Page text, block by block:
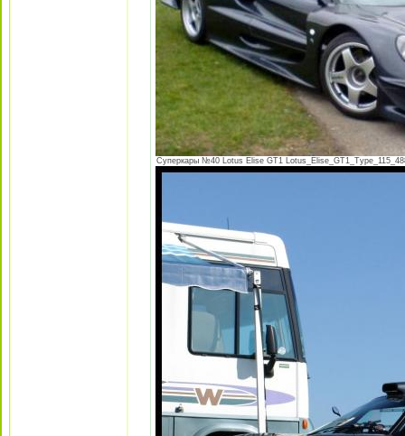
Суперкары №40 Lotus Еlise GT1